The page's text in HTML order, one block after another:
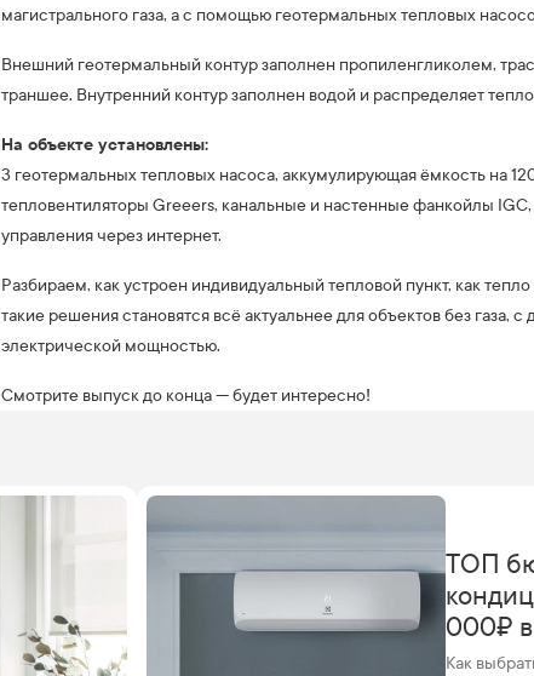
магистрального газа, а с помощью геотермальных тепловых
Внешний геотермальный контур заполнен пропиленгликолем,
траншее. Внутренний контур заполнен водой и распределяет
На объекте установлены:
3 геотермальных тепловых насоса, аккумулирующая ёмкость на
тепловентиляторы Greeers, канальные и настенные фанкойлы
управления через интернет.
Разбираем, как устроен индивидуальный тепловой пункт, как
такие решения становятся всё актуальнее для объектов без
электрической мощностью.
Смотрите выпуск до конца — будет интересно!
ТОП
000₽
или
Как